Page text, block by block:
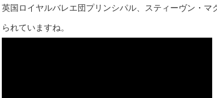
英国ロイヤルバレエ団プリンシパル、スティーヴン・
られていますね。